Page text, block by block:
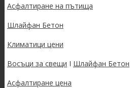
Асфалтиране на пътища
Шлайфан Бетон
Климатици цени
Восъци за свещи I Шлайфан Бетон
Асфалтиране цена